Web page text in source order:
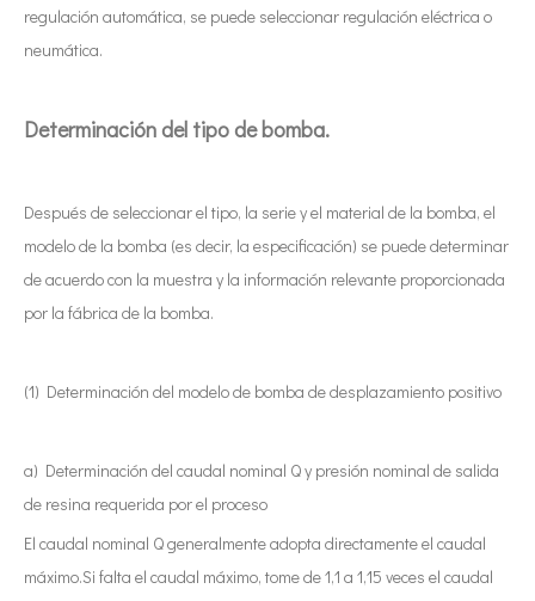
regulación automática, se puede seleccionar regulación eléctrica o
neumática.
Determinación del tipo de bomba.
Después de seleccionar el tipo, la serie y el material de la bomba, el
modelo de la bomba (es decir, la especificación) se puede determinar
de acuerdo con la muestra y la información relevante proporcionada
por la fábrica de la bomba.
(1) Determinación del modelo de bomba de desplazamiento positivo
a) Determinación del caudal nominal Q y presión nominal de salida
de resina requerida por el proceso
El caudal nominal Q generalmente adopta directamente el caudal
máximo.Si falta el caudal máximo, tome de 1,1 a 1,15 veces el caudal